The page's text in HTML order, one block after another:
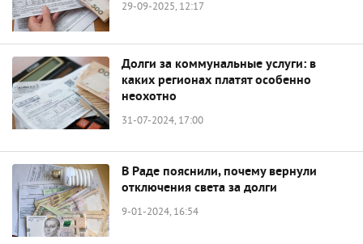
29-09-2025, 12:17
Долги за коммунальные услуги: в
каких регионах платят особенно
неохотно
31-07-2024, 17:00
В Раде пояснили, почему вернули
отключения света за долги
9-01-2024, 16:54